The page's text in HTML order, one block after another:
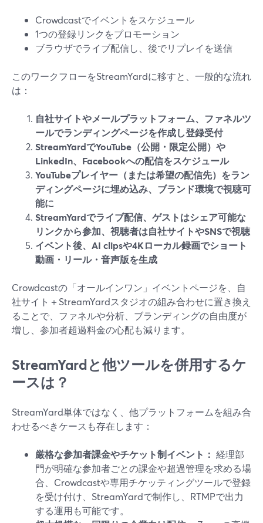
Crowdcastでイベントをスケジュール
1つの登録リンクをプロモーション
ブラウザでライブ配信し、後でリプレイを送信
このワークフローをStreamYardに移すと、一般的な流れ
は：
自社サイトやメールプラットフォーム、ファネルツ
ールでランディングページを作成し登録受付
StreamYardでYouTube（公開・限定公開）や
LinkedIn、Facebookへの配信をスケジュール
YouTubeプレイヤー（または希望の配信先）をラン
ディングページに埋め込み、ブランド環境で視聴可
能に
StreamYardでライブ配信、ゲストはシェア可能な
リンクから参加、視聴者は自社サイトやSNSで視聴
イベント後、AI clipsや4Kローカル録画でショート
動画・リール・音声版を生成
Crowdcastの「オールインワン」イベントページを、自
社サイト＋StreamYardスタジオの組み合わせに置き換え
ることで、ファネルや分析、ブランディングの自由度が
増し、参加者超過料金の心配も減ります。
StreamYardと他ツールを併用するケ
ースは？
StreamYard単体ではなく、他プラットフォームを組み合
わせるべきケースも存在します：
厳格な参加者課金やチケット制イベント： 経理部
門が明確な参加者ごとの課金や超過管理を求める場
合、Crowdcastや専用チケッティングツールで登録
を受け付け、StreamYardで制作し、RTMPで出力
する運用も可能です。